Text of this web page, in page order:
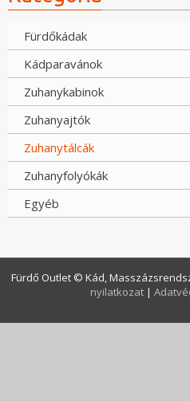
Fürdőkádak
Kádparavánok
Zuhanykabinok
Zuhanyajtók
Zuhanytálcák
Zuhanyfolyókák
Egyéb
Fürdő Outlet © Kád,
nyilatkozat |